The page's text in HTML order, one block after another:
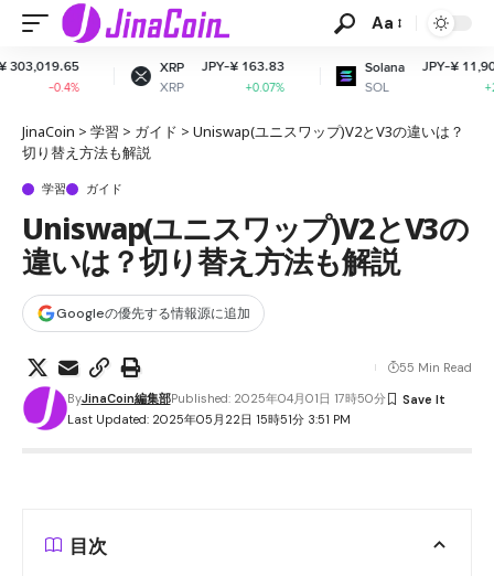
Aa
JPY-¥ 163.83
+0.07%
Solana
JPY-¥ 11,909.57
JinaCoin > 学習 > ガイド > Uniswap(ユニスワップ)V2とV3の違いは？
切り替え方法も解説
学習 ガイド
Uniswap(ユニスワップ)V2とV3の
違いは？切り替え方法も解説
Googleの優先する情報源に追加
Last Updated: 2025年05月22日 15時51分 3:51 PM
ByJinaCoin編集部Published: 2025年04月01日 17時50分
55 Min Read
目次